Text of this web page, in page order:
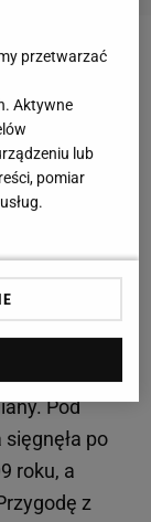
mistrzostw
Gruszka,
Paweł
Wlazły
i jego
ale również
w 2008 roku
Pod
po
roku, a
z
przetwarzać
Aktywne
lub
pomiar